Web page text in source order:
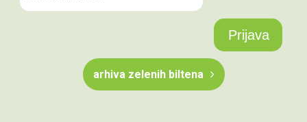
arhiva zelenih biltena